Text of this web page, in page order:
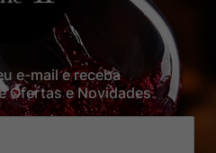
e-mail e receba
Ofertas e Novidades